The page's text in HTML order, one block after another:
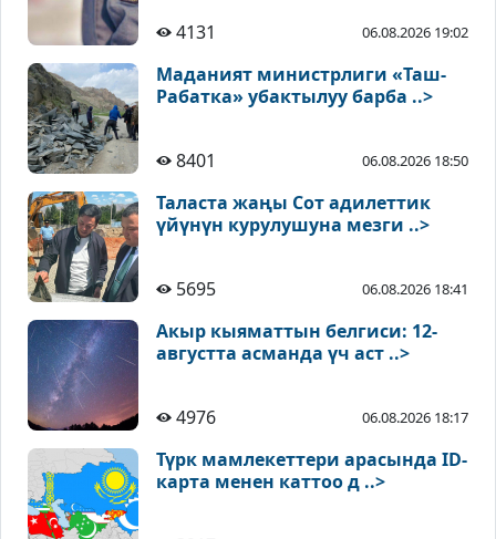
4131 06.08.2026 19:02
Маданият министрлиги «Таш-
Рабатка» убактылуу барба ..>
8401 06.08.2026 18:50
Таласта жаңы Сот адилеттик
үйүнүн курулушуна мезги ..>
5695 06.08.2026 18:41
Акыр кыяматтын белгиси: 12-
августта асманда үч аст ..>
4976 06.08.2026 18:17
Түрк мамлекеттери арасында ID-
карта менен каттоо д ..>